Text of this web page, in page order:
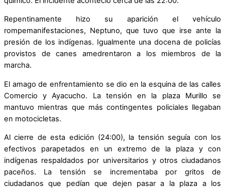
Repentinamente hizo su aparición el vehículo
rompemanifestaciones, Neptuno, que tuvo que irse ante la
presión de los indígenas. Igualmente una docena de policías
provistos de canes amedrentaron a los miembros de la
marcha.
El amago de enfrentamiento se dio en la esquina de las calles
Comercio y Ayacucho. La tensión en la plaza Murillo se
mantuvo mientras que más contingentes policiales llegaban
en motocicletas.
Al cierre de esta edición (24:00), la tensión seguía con los
efectivos parapetados en un extremo de la plaza y con
indígenas respaldados por universitarios y otros ciudadanos
paceños. La tensión se incrementaba por gritos de
ciudadanos que pedían que dejen pasar a la plaza a los